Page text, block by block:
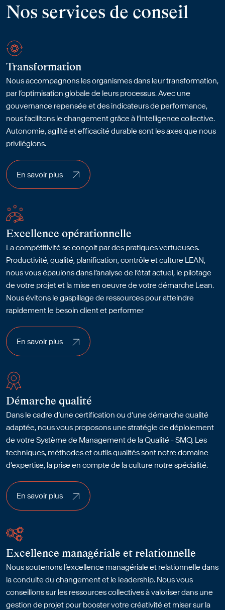
Nos services de conseil
Transformation
Nous accompagnons les organismes dans leur transformation,
par l’optimisation globale de leurs processus. Avec une
gouvernance repensée et des indicateurs de performance,
nous facilitons le changement grâce à l’intelligence collective.
Autonomie, agilité et efficacité durable sont les axes que nous
privilégions.
En savoir plus
En savoir plus
Excellence opérationnelle
La compétitivité se conçoit par des pratiques vertueuses.
Productivité, qualité, planification, contrôle et culture LEAN,
nous vous épaulons dans l’analyse de l’état actuel, le pilotage
de votre projet et la mise en oeuvre de votre démarche Lean.
Nous évitons le gaspillage de ressources pour atteindre
rapidement le besoin client et performer
En savoir plus
En savoir plus
Démarche qualité
Dans le cadre d’une certification ou d’une démarche qualité
adaptée, nous vous proposons une stratégie de déploiement
de votre Système de Management de la Qualité - SMQ. Les
techniques, méthodes et outils qualités sont notre domaine
d’expertise, la prise en compte de la culture notre spécialité.
En savoir plus
En savoir plus
Excellence managériale et relationnelle
Nous soutenons l’excellence managériale et relationnelle dans
la conduite du changement et le leadership. Nous vous
conseillons sur les ressources collectives à valoriser dans une
gestion de projet pour booster votre créativité et miser sur la